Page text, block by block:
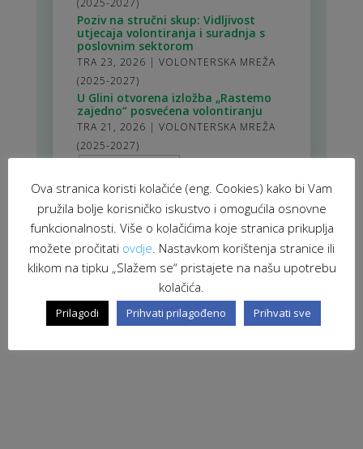
(2025-2027)
Poziv na stručni skup: Vidljivost
utjecaja volontiranja i suradnja s
poslovnim sektorom
TRA 23, 2026 | VOLONTERSKA MREŽA
(2025-2027)
U Glini otvorena izložba „Rastemo
zajedno“ posvećena volontiranju
TRA 21, 2026 | VOLONTERSKA MREŽA
(2025-2027)
1
2 3 4 5 > 10 20 30 > 114
Ova stranica koristi kolačiće (eng. Cookies) kako bi Vam
pružila bolje korisničko iskustvo i omogućila osnovne
funkcionalnosti. Više o kolačićima koje stranica prikuplja
možete pročitati ovdje . Nastavkom korištenja stranice ili
klikom na tipku „Slažem se“ pristajete na našu upotrebu
kolačića.
Prilagodi Prihvati prilagođeno Prihvati sve